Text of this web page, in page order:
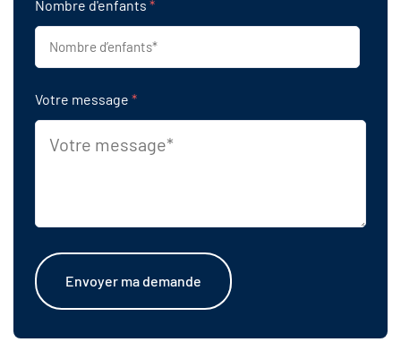
Nombre d'enfants *
Votre message *
Envoyer ma demande